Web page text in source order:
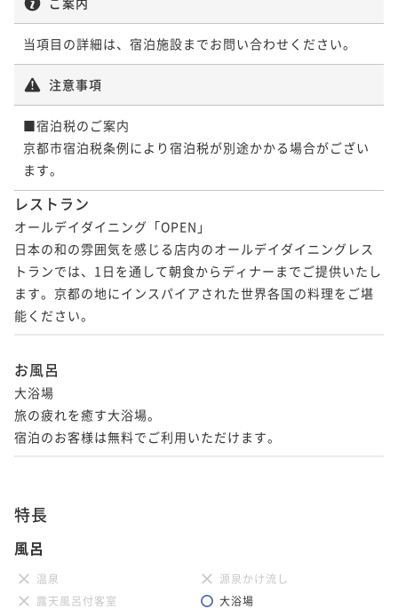
当項目の詳細は、宿泊施設までお問い合わせください。
注意事項
■宿泊税のご案内
京都市宿泊税条例により宿泊税が別途かかる場合がござい
ます。
レストラン
オールデイダイニング「OPEN」
日本の和の雰囲気を感じる店内のオールデイダイニングレス
トランでは、1日を通して朝食からディナーまでご提供いたし
ます。京都の地にインスパイアされた世界各国の料理をご堪
能ください。
お風呂
大浴場
旅の疲れを癒す大浴場。
宿泊のお客様は無料でご利用いただけます。
特長
風呂
温泉
源泉かけ流し
露天風呂付客室
大浴場